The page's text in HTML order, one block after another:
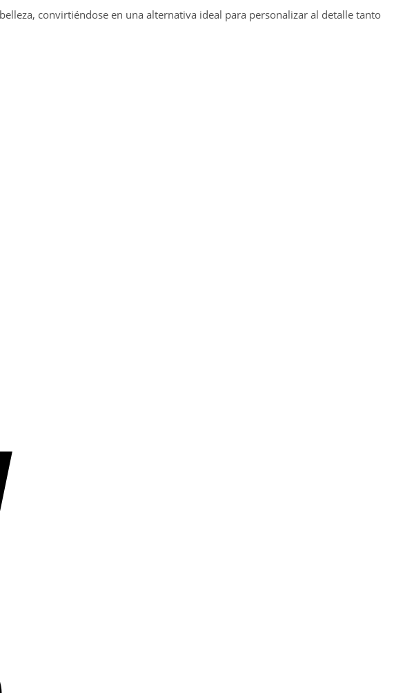
convirtiéndose en una alternativa ideal para personalizar al detalle tanto